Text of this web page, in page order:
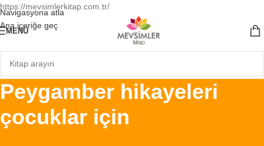
https://mevsimlerkitap.com.tr/
Navigasyona atla
Ana içeriğe geç
MENÜ
Peygamber hikayeleri
çocuklar için